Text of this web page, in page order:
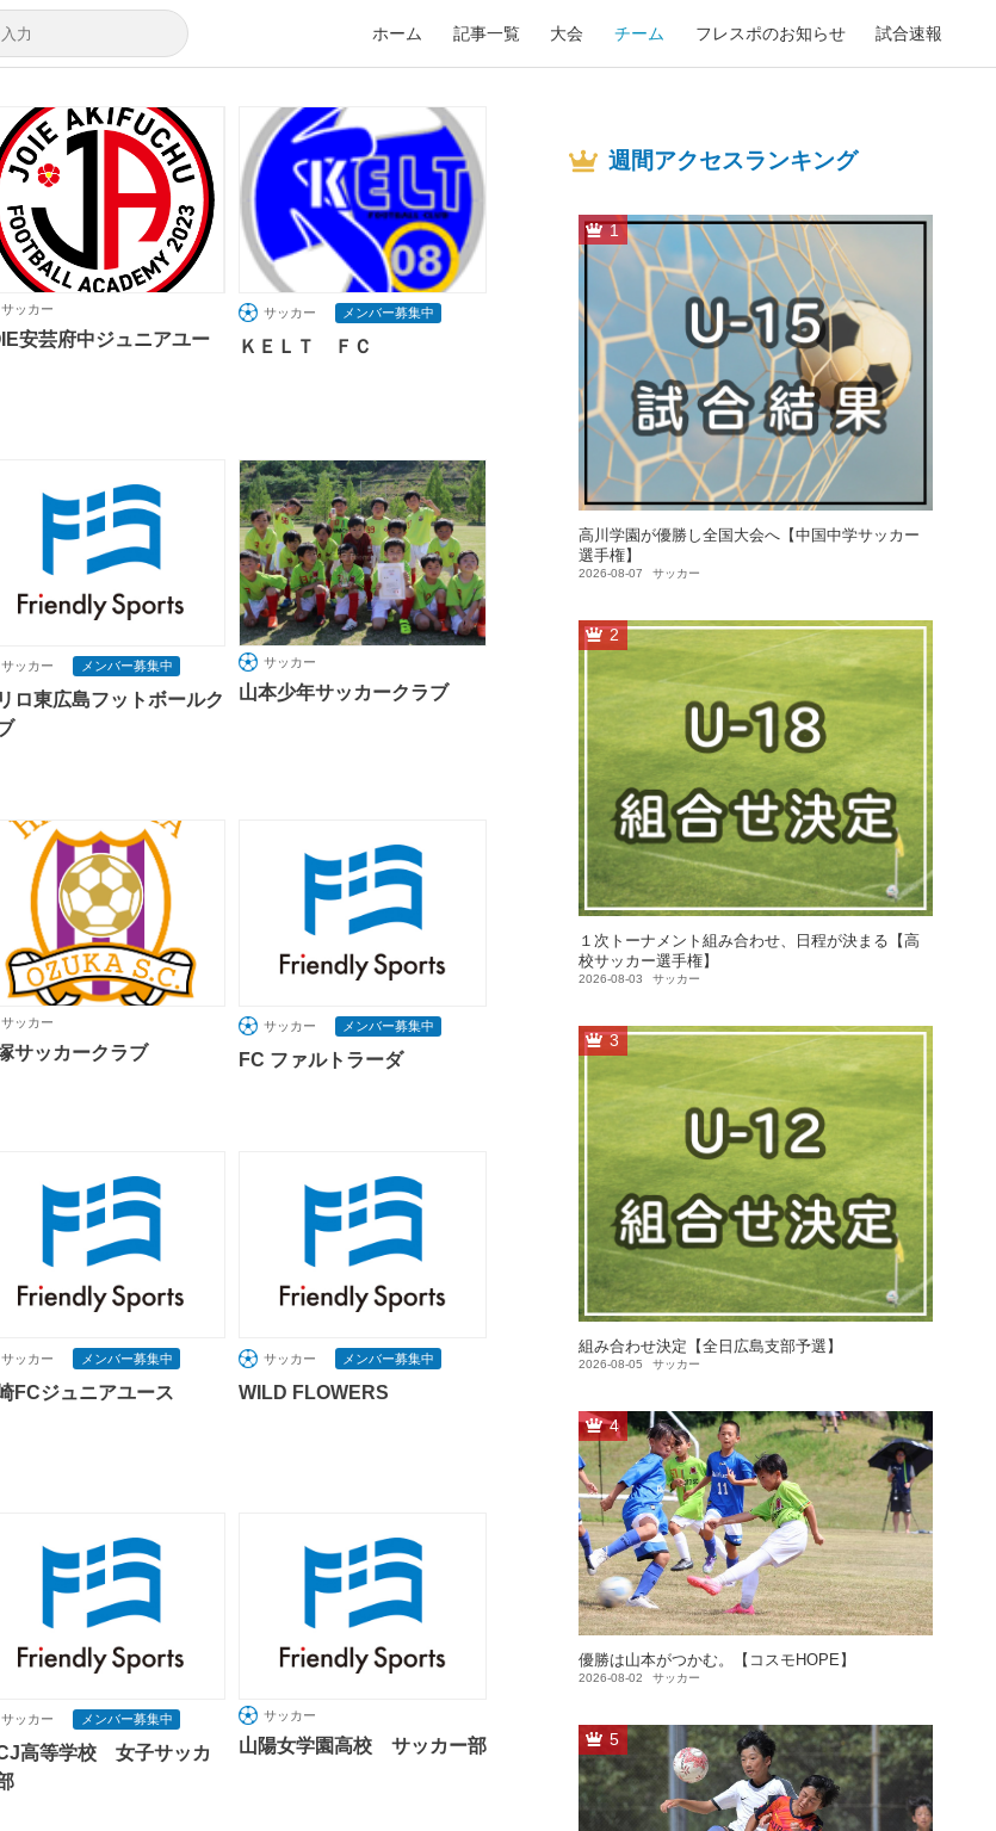
ホーム 記事一覧 大会 チーム フレスポのお知らせ 試合速報
サッカー
安芸府中ジュニアユー
サッカー メンバー募集中
ＫＥＬＴ ＦＣ
サッカー メンバー募集中
ロ東広島フットボールク
サッカー
山本少年サッカークラブ
サッカー
サッカークラブ
サッカー メンバー募集中
FC ファルトラーダ
サッカー メンバー募集中
FCジュニアユース
サッカー メンバー募集中
WILD FLOWERS
サッカー メンバー募集中
高等学校 女子サッカ
サッカー
山陽女学園高校 サッカー部
週間アクセスランキング
1
高川学園が優勝し全国大会へ【中国中学サッカー
選手権】
2026-08-07 サッカー
2
１次トーナメント組み合わせ、日程が決まる【高
校サッカー選手権】
2026-08-03 サッカー
3
組み合わせ決定【全日広島支部予選】
2026-08-05 サッカー
4
優勝は山本がつかむ。【コスモHOPE】
2026-08-02 サッカー
5